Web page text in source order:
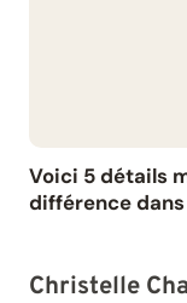
Voici 5 détails
différence
Christelle